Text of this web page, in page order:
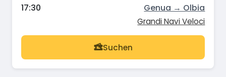
17:30 Genua → Olbia
Grandi Navi Veloci
Suchen